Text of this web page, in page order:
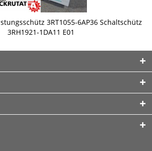
3RT1055-6AP36 Schaltschütz
3RH1921-1DA11 E01